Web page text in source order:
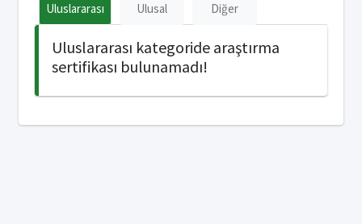
Uluslararası Ulusal Diğer
Uluslararası kategoride araştırma
sertifikası bulunamadı!